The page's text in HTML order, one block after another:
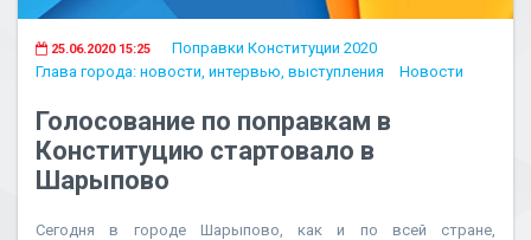
25.06.2020 15:25
Поправки Конституции 2020
Глава города: новости, интервью, выступления
Новости
Голосование по поправкам в
Конституцию стартовало в
Шарыпово
Сегодня в городе Шарыпово, как и по всей стране,